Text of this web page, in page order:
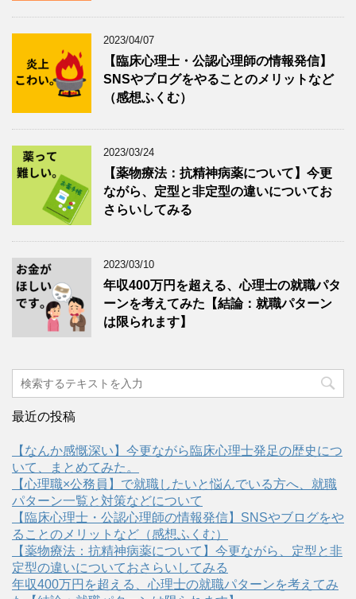
2023/04/07
【臨床心理士・公認心理師の情報発信】
SNSやブログをやることのメリットなど
（感想ふくむ）
2023/03/24
【薬物療法：抗精神病薬について】今更
ながら、定型と非定型の違いについてお
さらいしてみる
2023/03/10
年収400万円を超える、心理士の就職パタ
ーンを考えてみた【結論：就職パターン
は限られます】
最近の投稿
【なんか感慨深い】今更ながら臨床心理士発足の歴史につ
いて、まとめてみた。
【心理職×公務員】で就職したいと悩んでいる方へ、就職
パターン一覧と対策などについて
【臨床心理士・公認心理師の情報発信】SNSやブログをや
ることのメリットなど（感想ふくむ）
【薬物療法：抗精神病薬について】今更ながら、定型と非
定型の違いについておさらいしてみる
年収400万円を超える、心理士の就職パターンを考えてみ